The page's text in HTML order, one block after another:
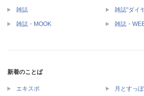
雑誌 雑誌"ダイ
雑誌・MOOK 雑誌・
新着のことば
エキスポ 月とすっ